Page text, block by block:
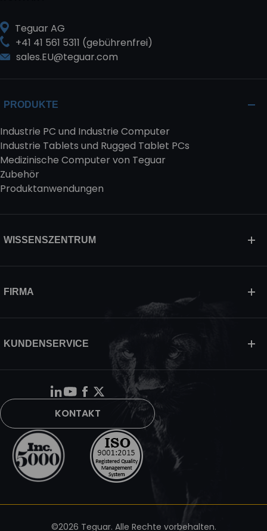
Teguar AG
+41 41 561 5311 (gebührenfrei)
sales.EU@teguar.com
PRODUKTE
Industrie PC und Industrie Computer
Industrie Tablets und Rugged Tablet PCs
Medizinische Computer von Teguar
Zubehör
Produktanwendungen
WISSENSZENTRUM
FIRMA
KUNDENSERVICE
KONTAKT
©2026 Teguar. Alle Rechte vorbehalten.